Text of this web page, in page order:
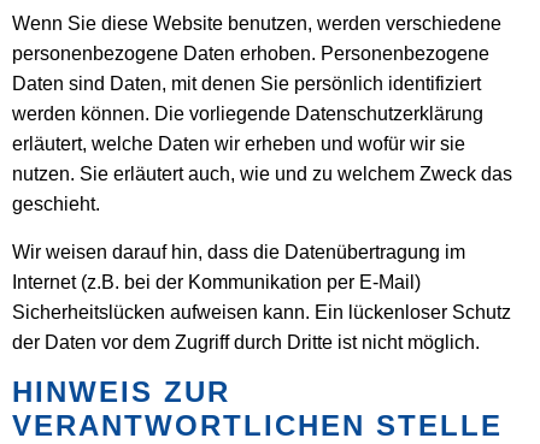
Wenn Sie diese Website benutzen, werden verschiedene
personenbezogene Daten erhoben. Personenbezogene
Daten sind Daten, mit denen Sie persönlich identifiziert
werden können. Die vorliegende Datenschutzerklärung
erläutert, welche Daten wir erheben und wofür wir sie
nutzen. Sie erläutert auch, wie und zu welchem Zweck das
geschieht.
Wir weisen darauf hin, dass die Datenübertragung im
Internet (z.B. bei der Kommunikation per E-Mail)
Sicherheitslücken aufweisen kann. Ein lückenloser Schutz
der Daten vor dem Zugriff durch Dritte ist nicht möglich.
HINWEIS ZUR
VERANTWORTLICHEN STELLE